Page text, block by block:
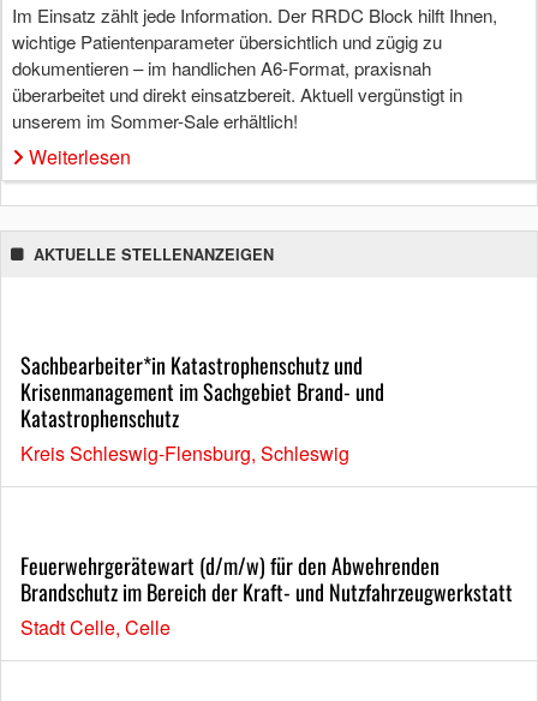
Im Einsatz zählt jede Information. Der RRDC Block hilft Ihnen,
wichtige Patientenparameter übersichtlich und zügig zu
dokumentieren – im handlichen A6-Format, praxisnah
überarbeitet und direkt einsatzbereit. Aktuell vergünstigt in
unserem im Sommer-Sale erhältlich!
Weiterlesen
AKTUELLE STELLENANZEIGEN
Sachbearbeiter*in Katastrophenschutz und
Krisenmanagement im Sachgebiet Brand- und
Katastrophenschutz
Kreis Schleswig-Flensburg, Schleswig
Feuerwehrgerätewart (d/m/w) für den Abwehrenden
Brandschutz im Bereich der Kraft- und Nutzfahrzeugwerkstatt
Stadt Celle, Celle